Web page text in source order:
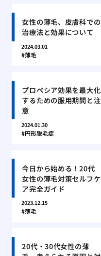
女性の薄毛、皮膚科での
治療法と効果について
2024.03.01
薄毛
プロペシア効果を最大化
するための服用期間と注
意
2024.01.30
円形脱毛症
今日から始める！20代
女性の薄毛対策セルフケ
ア完全ガイド
2023.12.15
薄毛
20代・30代女性の薄